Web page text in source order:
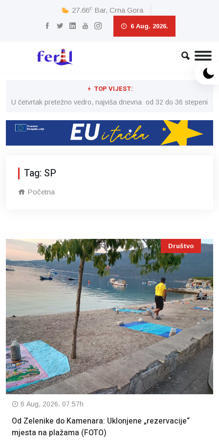
27.66c Bar, Crna Gora
6 Aug. 2026.
TOP VIJEST:
U četvrtak pretežno vedro, najviša dnevna od 32 do 36 stepeni
Tag: SP
Početna
Društvo
6 Aug, 2026. 07:57h
Od Zelenike do Kamenara: Uklonjene „rezervacije“
mjesta na plažama (FOTO)